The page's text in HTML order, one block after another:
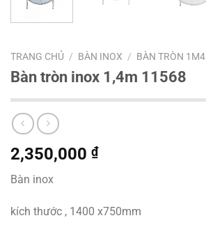
TRANG CHỦ / BÀN INOX / BÀN TRÒN 1M4
Bàn tròn inox 1,4m 11568
2,350,000 ₫
Bàn inox
kích thước , 1400 x750mm